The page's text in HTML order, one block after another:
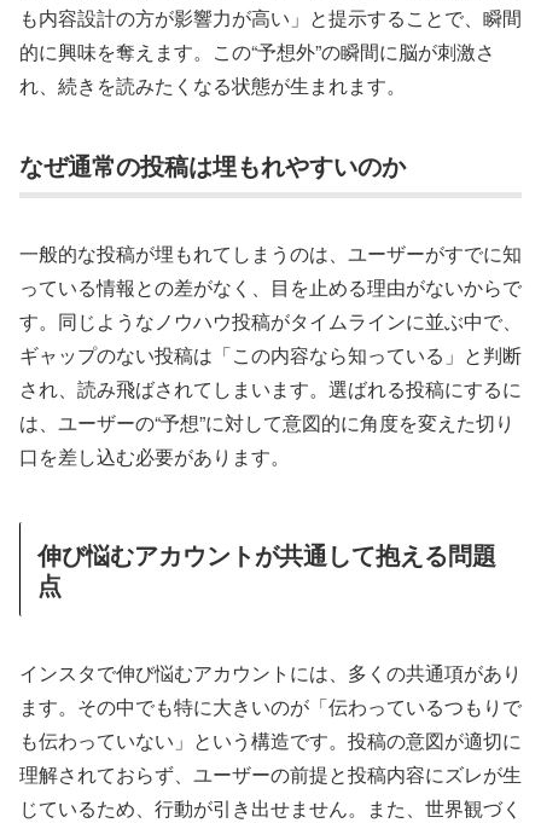
も内容設計の方が影響力が高い」と提示することで、瞬間
的に興味を奪えます。この“予想外”の瞬間に脳が刺激さ
れ、続きを読みたくなる状態が生まれます。
なぜ通常の投稿は埋もれやすいのか
一般的な投稿が埋もれてしまうのは、ユーザーがすでに知
っている情報との差がなく、目を止める理由がないからで
す。同じようなノウハウ投稿がタイムラインに並ぶ中で、
ギャップのない投稿は「この内容なら知っている」と判断
され、読み飛ばされてしまいます。選ばれる投稿にするに
は、ユーザーの“予想”に対して意図的に角度を変えた切り
口を差し込む必要があります。
伸び悩むアカウントが共通して抱える問題
点
インスタで伸び悩むアカウントには、多くの共通項があり
ます。その中でも特に大きいのが「伝わっているつもりで
も伝わっていない」という構造です。投稿の意図が適切に
理解されておらず、ユーザーの前提と投稿内容にズレが生
じているため、行動が引き出せません。また、世界観づく